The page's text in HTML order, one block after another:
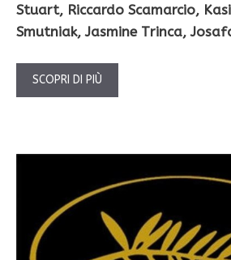
Stuart, Riccardo Scamarcio,
Smutniak, Jasmine Trinca,
SCOPRI DI PIÙ